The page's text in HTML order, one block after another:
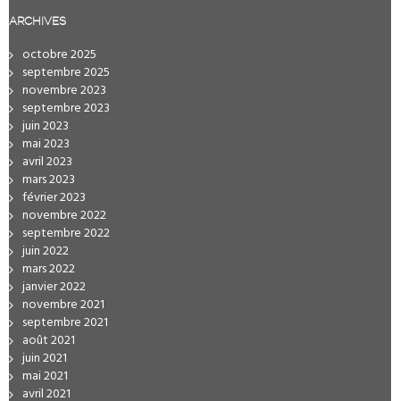
ARCHIVES
octobre 2025
septembre 2025
novembre 2023
septembre 2023
juin 2023
mai 2023
avril 2023
mars 2023
février 2023
novembre 2022
septembre 2022
juin 2022
mars 2022
janvier 2022
novembre 2021
septembre 2021
août 2021
juin 2021
mai 2021
avril 2021